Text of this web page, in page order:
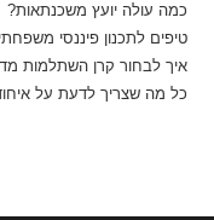
כמה עולה יועץ משכנתאות?
טיפים לתכנון פיננסי
איך לבחור קרן השתלמות
כל מה שצריך לדעת על איחוד